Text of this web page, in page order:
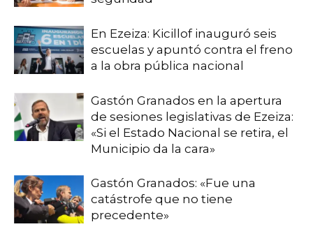
En Ezeiza: Kicillof inauguró seis
escuelas y apuntó contra el freno
a la obra pública nacional
Gastón Granados en la apertura
de sesiones legislativas de Ezeiza:
«Si el Estado Nacional se retira, el
Municipio da la cara»
Gastón Granados: «Fue una
catástrofe que no tiene
precedente»